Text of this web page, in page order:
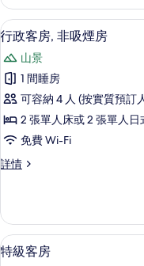
片
詳
情
載
入
所
有
行
政
房,
吸
煙
房
7
行政客房, 非吸煙房
山景
1 間睡房
可容納 4 人 (按實質預訂
2 張單人床或 2 張單人日
免費 Wi-Fi
詳情
行
非
吸
煙
載6
特級客房